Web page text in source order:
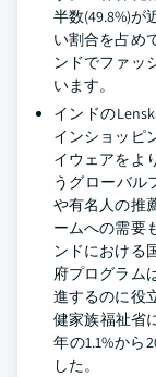
半数(49.8%)
い割合を占め
ンドでファッ
います。
インドの
インショッピ
イウェアをよ
うグローバル
や有名人の推
ームへの需要
ンドにおける
府プログラム
進するのに役
健家族福祉省
年の1.1%から
した。